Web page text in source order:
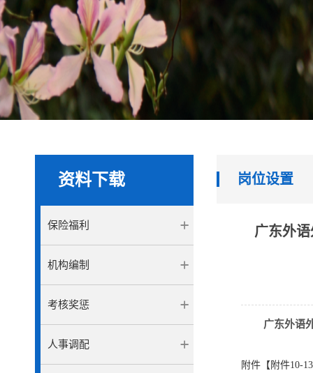
资料下载
保险福利
机构编制
考核奖惩
人事调配
岗位设置
广东外
广东外语
附件【 附件10-